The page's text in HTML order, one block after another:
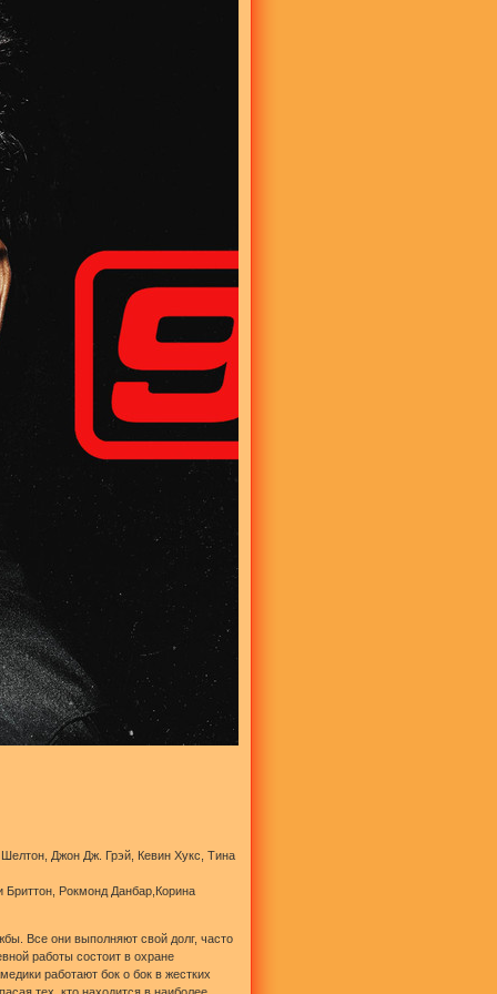
Джон Дж. Грэй, Кевин Хукс, Тина
Рокмонд Данбар,Корина
Все они выполняют свой долг, часто
работы состоит в охране
работают бок о бок в жестких